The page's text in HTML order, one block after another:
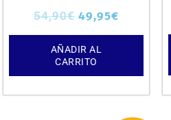
54,90€ 49,95€
AÑADIR AL
CARRITO